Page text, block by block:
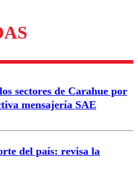
para garantizar un
sectores de Carahue por
mensajería SAE
del país: revisa la